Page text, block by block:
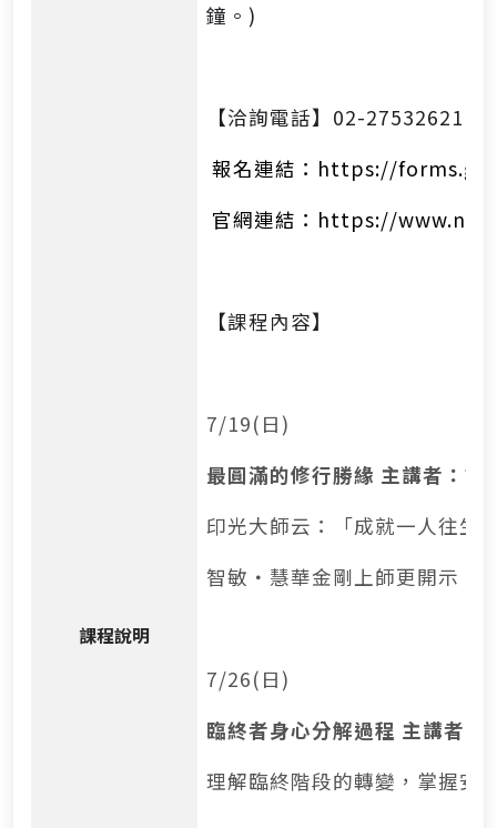
課程說明
鐘。)
【洽詢電話】02-27532621
報名連結： https://forms.gle/
官網連結：https://
【課程內容】
7/19(日)
最圓滿的修行勝緣 主講者：
印光大師云：「成就一人往生
智敏‧慧華金剛上師更開示：
7/26(日)
臨終者身心分解過程 主講者
理解臨終階段的轉變，掌握安